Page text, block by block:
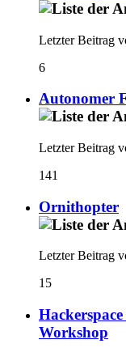
Letzter Beitrag
6
Autonomer
Letzter Beitrag
141
Ornithopter
Letzter Beitrag
15
Workshop